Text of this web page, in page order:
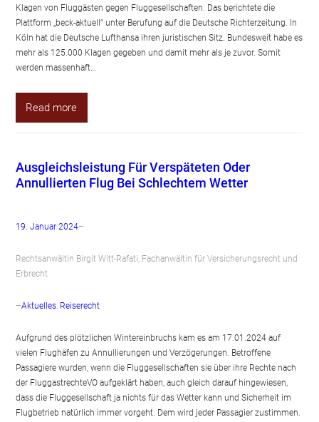
Klagen von Fluggästen gegen Fluggesellschaften. Das berichtete die
Plattform „beck-aktuell“ unter Berufung auf die Deutsche Richterzeitung. In
Köln hat die Deutsche Lufthansa ihren juristischen Sitz. Bundesweit habe es
mehr als 125.000 Klagen gegeben und damit mehr als je zuvor. Somit
werden massenhaft…
Read more
Ausgleichsleistung Für Verspäteten Oder
Annullierten Flug Bei Schlechtem Wetter
19. Januar 2024–
Rechtsanwältin Birgit Witt-Rafati, Fachanwältin für Versicherungsrecht und
Erbrecht
–Aktuelles, Reiserecht
Aufgrund des plötzlichen Wintereinbruchs kam es am 17.01.2024 auf
vielen Flughäfen zu Annullierungen und Verzögerungen. Betroffene
Passagiere wurden, wenn die Fluggesellschaften sie über ihre Rechte nach
der FluggastrechteVO aufgeklärt haben, auch gleich darauf hingewiesen,
dass die Fluggesellschaft ja nichts für das Wetter kann und Sicherheit im
Flugbetrieb natürlich immer vorgeht. Dem wird jeder Passagier zustimmen.